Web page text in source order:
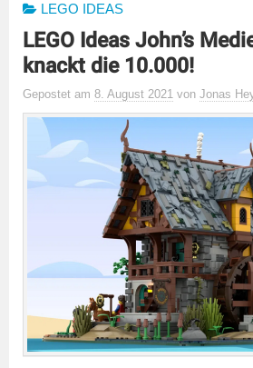
LEGO IDEAS
LEGO Ideas John’s
knackt die 10.000!
Gepostet am 8. August 2021 von Jonas